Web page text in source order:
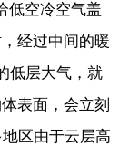
低空冷空气盖
经过中间的暖
低层大气，就
表面，会立刻
区由于云层高